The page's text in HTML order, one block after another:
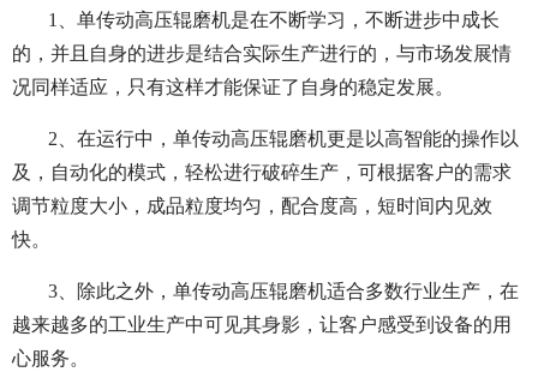
1、单传动高压辊磨机是在不断学习，不断进步中成长
的，并且自身的进步是结合实际生产进行的，与市场发展情
况同样适应，只有这样才能保证了自身的稳定发展。
2、在运行中，单传动高压辊磨机更是以高智能的操作以
及，自动化的模式，轻松进行破碎生产，可根据客户的需求
调节粒度大小，成品粒度均匀，配合度高，短时间内见效
快。
3、除此之外，单传动高压辊磨机适合多数行业生产，在
越来越多的工业生产中可见其身影，让客户感受到设备的用
心服务。